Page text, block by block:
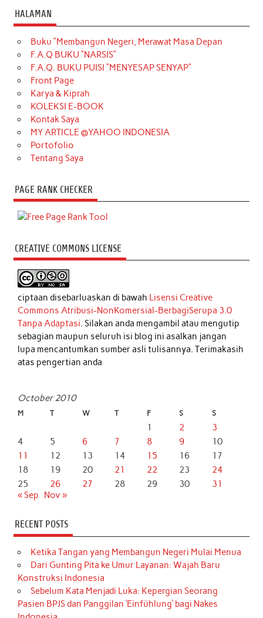
HALAMAN
Buku “Membangun Negeri, Merawat Masa Depan
F.A.Q BUKU “NARSIS”
F.A.Q. BUKU PUISI “MENYESAP SENYAP”
Front Page
Karya & Kiprah
KOLEKSI E-BOOK
Kontak Saya
MY ARTICLE @YAHOO INDONESIA
Portofolio
Tentang Saya
PAGE RANK CHECKER
CREATIVE COMMONS LICENSE
ciptaan disebarluaskan di bawah Lisensi Creative
Commons Atribusi-NonKomersial-BerbagiSerupa 3.0
Tanpa Adaptasi. Silakan anda mengambil atau mengutip
sebagian maupun seluruh isi blog ini asalkan jangan
lupa mencantumkan sumber asli tulisannya. Terimakasih
atas pengertian anda
October 2010
M T W T F S S
1 2
3
4
5 6 7 8 9
10
11
12 13 14 15 16
17
18
19 20 21 22 23
24
25
26 27 28 29 30
31
« Sep
Nov »
RECENT POSTS
Ketika Tangan yang Membangun Negeri Mulai Menua
Dari Gunting Pita ke Umur Layanan: Wajah Baru
Konstruksi Indonesia
Sebelum Kata Menjadi Luka: Kepergian Seorang
Pasien BPJS dan Panggilan ‘Einfühlung’ bagi Nakes